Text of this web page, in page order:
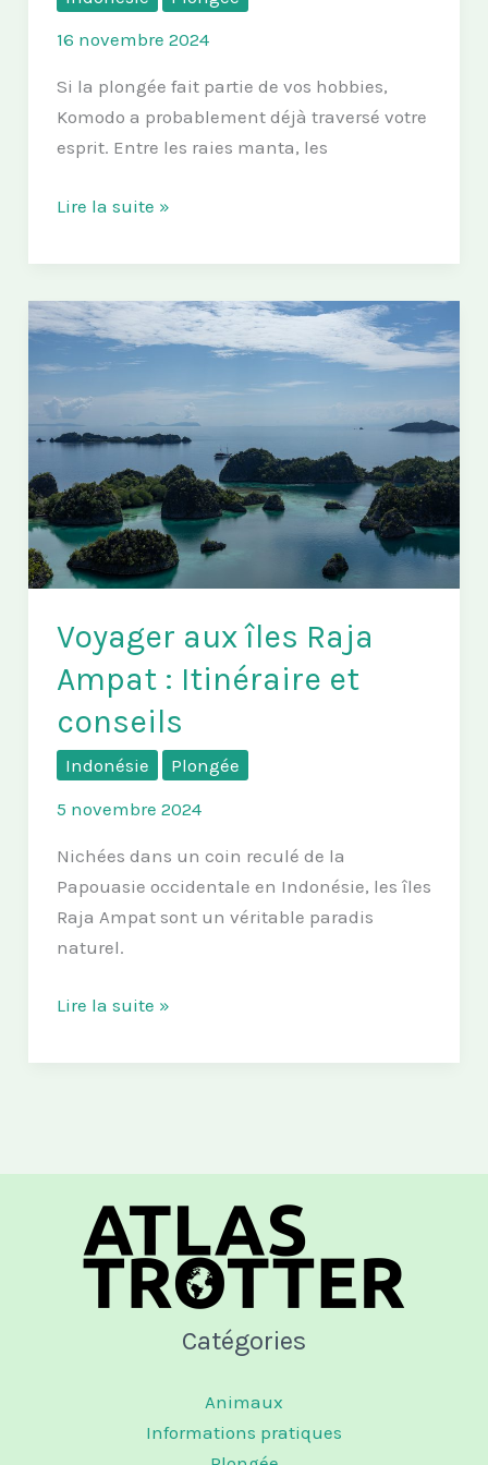
16 novembre 2024
Si la plongée fait partie de vos hobbies,
Komodo a probablement déjà traversé votre
esprit. Entre les raies manta, les
Plongée
Komodo
:
Spots,
recommandations
Lire la suite »
Voyager aux îles Raja
Ampat : Itinéraire et
conseils
Indonésie
Plongée
5 novembre 2024
Nichées dans un coin reculé de la
Papouasie occidentale en Indonésie, les îles
Raja Ampat sont un véritable paradis
naturel.
Voyager
îles
conseils
Lire la suite »
Catégories
Animaux
Informations pratiques